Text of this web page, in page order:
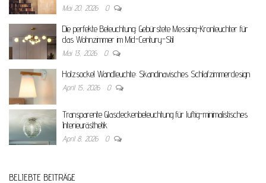
Mai 20, 2026 0
Die perfekte Beleuchtung: Gebürstete Messing-Kronleuchter für
das Wohnzimmer im Mid-Century-Stil
Mai 13, 2026 0
Holzsockel Wandleuchte: Skandinavisches Schlafzimmerdesign
April 15, 2026 0
Transparente Glasdeckenbeleuchtung für luftig-minimalistisches
Interieurästhetik
April 8, 2026 0
BELIEBTE BEITRÄGE